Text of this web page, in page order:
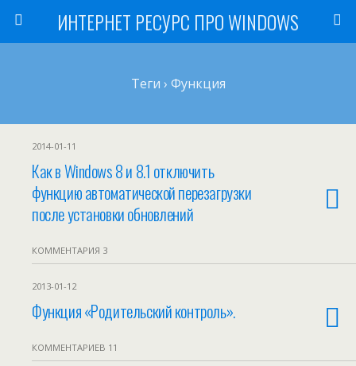
ИНТЕРНЕТ РЕСУРС ПРО WINDOWS
Теги › Функция
2014-01-11
Как в Windows 8 и 8.1 отключить
функцию автоматической перезагрузки
после установки обновлений
КОММЕНТАРИЯ 3
2013-01-12
Функция «Родительский контроль».
КОММЕНТАРИЕВ 11